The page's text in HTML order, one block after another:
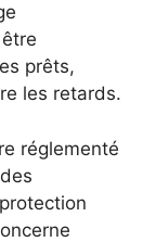
prêts,
les retards.
réglementé